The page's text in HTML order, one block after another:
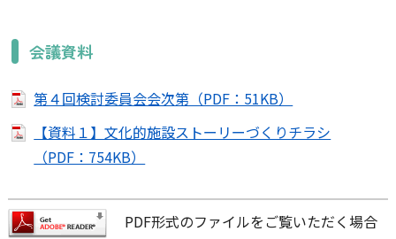
会議資料
第４回検討委員会会次第（PDF：51KB）
【資料１】文化的施設ストーリーづくりチラシ
（PDF：754KB）
PDF形式のファイルをご覧いただく場合